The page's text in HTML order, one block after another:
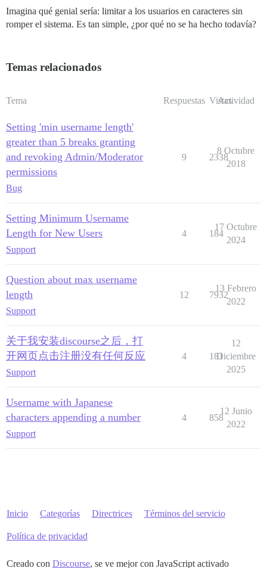
Imagina qué genial sería: limitar a los usuarios en caracteres sin
romper el sistema. Es tan simple, ¿por qué no se ha hecho todavía?
Temas relacionados
Tema Respuestas Vistas
Actividad
Setting 'min username length'
greater than 5 breaks granting
and revoking Admin/Moderator
permissions
Bug
9 2338
8 Octubre
2018
Setting Minimum Username
Length for New Users
Support
4 184
17 Octubre
2024
Question about max username
length
Support
12 7932
13 Febrero
2022
关于我安装discourse之后，打
开网页点击注册没有任何反应
Support
4 181
12
Diciembre
2025
Username with Japanese
characters appending a number
Support
4 858
12 Junio
2022
Inicio Categorías Directrices Términos del servicio
Política de privacidad
Creado con Discourse, se ve mejor con JavaScript activado